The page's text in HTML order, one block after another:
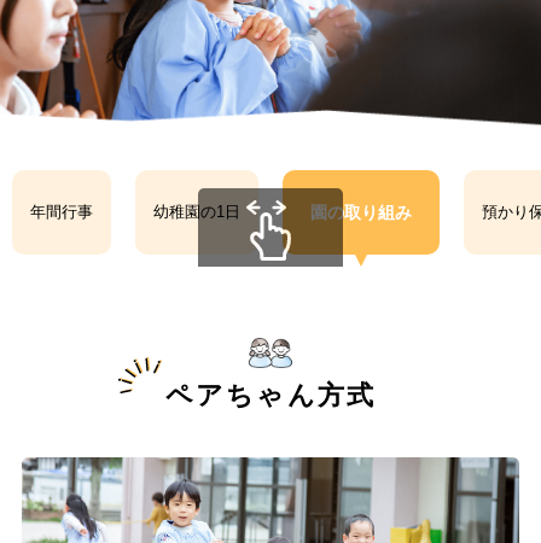
年間行事 幼稚園の1日 園の取り組み 預かり
ペアちゃん方式